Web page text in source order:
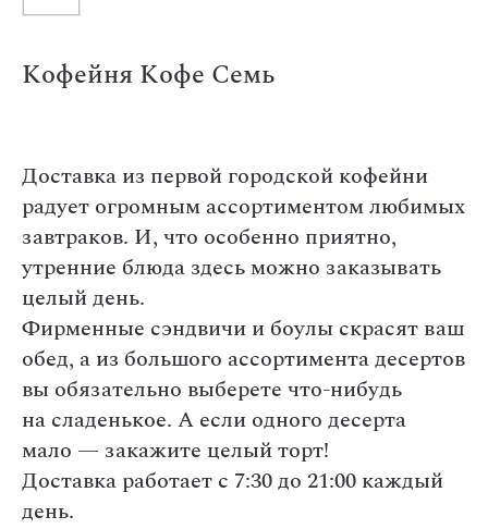
Кофейня Кофе Семь
Доставка из первой городской кофейни
радует огромным ассортиментом любимых
завтраков. И, что особенно приятно,
утренние блюда здесь можно заказывать
целый день.
Фирменные сэндвичи и боулы скрасят ваш
обед, а из большого ассортимента десертов
вы обязательно выберете что-нибудь
на сладенькое. А если одного десерта
мало — закажите целый торт!
Доставка работает с 7:30 до 21:00 каждый
день.